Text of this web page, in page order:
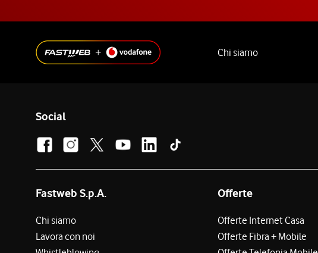
Chi siamo
Social
Fastweb S.p.A.
Chi siamo
Lavora con noi
Offerte
Offerte Internet Casa
Offerte Fibra + Mobile